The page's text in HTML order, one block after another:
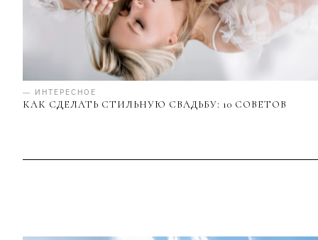
— ИНТЕРЕСНОЕ
КАК СДЕЛАТЬ СТИЛЬНУЮ СВАДЬБУ: 10 СОВЕТОВ